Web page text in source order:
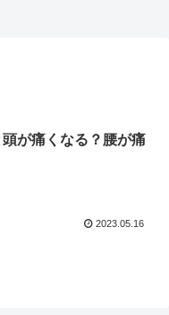
が痛くなる？腰が痛
2023.05.16